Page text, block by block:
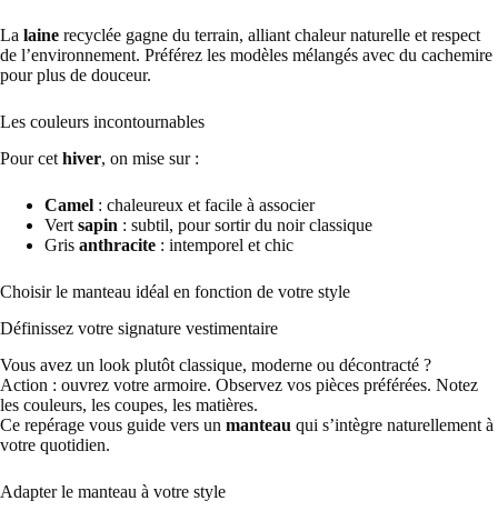
La laine recyclée gagne du terrain, alliant chaleur naturelle et respect
de l’environnement. Préférez les modèles mélangés avec du cachemire
pour plus de douceur.
Les couleurs incontournables
Pour cet hiver, on mise sur :
Camel : chaleureux et facile à associer
Vert sapin : subtil, pour sortir du noir classique
Gris anthracite : intemporel et chic
Choisir le manteau idéal en fonction de votre style
Définissez votre signature vestimentaire
Vous avez un look plutôt classique, moderne ou décontracté ?
Action : ouvrez votre armoire. Observez vos pièces préférées. Notez
les couleurs, les coupes, les matières.
Ce repérage vous guide vers un manteau qui s’intègre naturellement à
votre quotidien.
Adapter le manteau à votre style